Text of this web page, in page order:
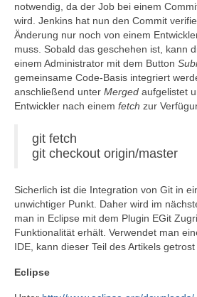
notwendig, da der Job bei einem
wird. Jenkins hat nun den Commit
Änderung nur noch von einem
muss. Sobald das geschehen ist, kann
einem Administrator mit dem Button
gemeinsame Code-Basis integriert
anschließend unter Merged aufgelistet
Entwickler nach einem fetch zur
git fetch
git checkout origin/master
Sicherlich ist die Integration von Git in
unwichtiger Punkt. Daher wird im
man in Eclipse mit dem Plugin EGit
Funktionalität erhält. Verwendet man
IDE, kann dieser Teil des Artikels
Eclipse